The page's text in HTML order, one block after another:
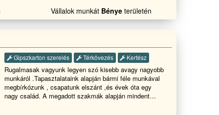
Vállalok munkát Bénye területén
Gipszkarton szerelés Térkövezés Kertész
Rugalmasak vagyunk legyen szó kisebb avagy nagyobb
munkáról .Tapasztalataink alapján bármi féle munkával
megbírkózunk , csapatunk elszánt ,és évek óta egy
nagy család. A megadott szakmák alapján mindent